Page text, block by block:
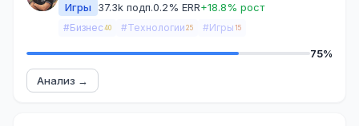
Игры
37.3k подп.0.2% ERR+18.8% рост
#Бизнес 40 #Технологии 25 #Игры 15
75%
Анализ →